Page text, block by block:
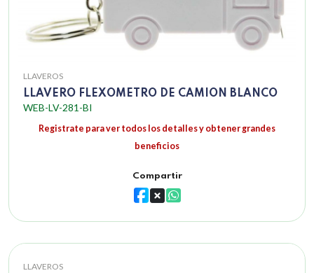
LLAVEROS
LLAVERO FLEXOMETRO DE CAMION BLANCO
WEB-LV-281-BI
Registrate para ver todos los detalles y obtener grandes
beneficios
Compartir
LLAVEROS